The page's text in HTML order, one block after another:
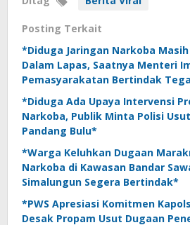
Posting Terkait
*Diduga Jaringan Narkoba
Dalam Lapas, Saatnya Menteri
Pemasyarakatan Bertindak
*Diduga Ada Upaya Intervensi
Narkoba, Publik Minta Polisi
Pandang Bulu*
*Warga Keluhkan Dugaan
Narkoba di Kawasan Bandar
Simalungun Segera Bertindak*
*PWS Apresiasi Komitmen
Desak Propam Usut Dugaan